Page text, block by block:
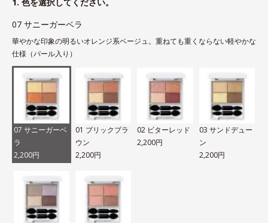
07 サニーガーベラ
華やかな印象の明るいオレンジ系ベージュ。重ねても重くならない軽やかな
仕様（パール入り）
07 サニーガーベ
ラ
2,200円
01 ブリックブラ
ウン
2,200円
02 ビターレッド
2,200円
03 サンドデュー
ン
2,200円